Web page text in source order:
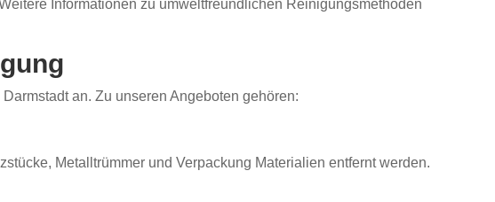
Informationen zu umweltfreundlichen Reinigungsmethoden
an. Zu unseren Angeboten gehören:
Metalltrümmer und Verpackung Materialien entfernt werden.